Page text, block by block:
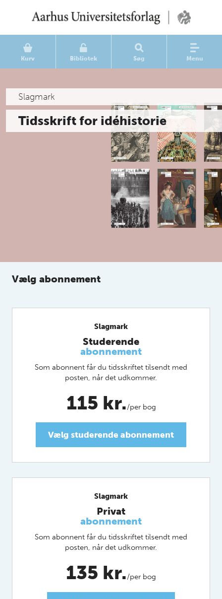
Kurv Bibliotek Søg Menu
Slagmark
Tidsskrift for idéhistorie
Vælg abonnement
Slagmark
Studerende
abonnement
Som abonnent får du tidsskriftet tilsendt med
posten, når det udkommer.
115 kr./per bog
Vælg studerende abonnement
Slagmark
Privat
abonnement
Som abonnent får du tidsskriftet tilsendt med
posten, når det udkommer.
135 kr./per bog